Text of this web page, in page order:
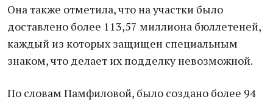
Она также отметила, что на участки было
доставлено более 113,57 миллиона бюллетеней,
каждый из которых защищен специальным
знаком, что делает их подделку невозможной.
По словам Памфиловой, было создано более 94